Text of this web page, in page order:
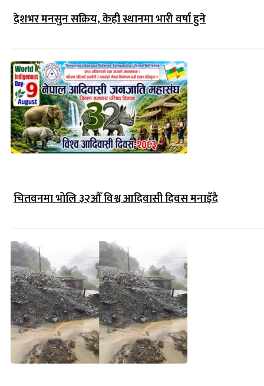
देशभर मनसुन सक्रिय, केही स्थानमा भारी वर्षा हुने
चितवनमा भोलि ३२औँ विश्व आदिवासी दिवस मनाइँदै